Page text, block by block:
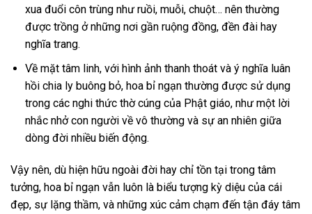
xua đuổi côn trùng như ruồi, muỗi, chuột… nên thường
được trồng ở những nơi gần ruộng đồng, đền đài hay
nghĩa trang.
Về mặt tâm linh, với hình ảnh thanh thoát và ý nghĩa luân
hồi chia ly buông bỏ, hoa bỉ ngạn thường được sử dụng
trong các nghi thức thờ cúng của Phật giáo, như một lời
nhắc nhở con người về vô thường và sự an nhiên giữa
dòng đời nhiều biến động.
Vậy nên, dù hiện hữu ngoài đời hay chỉ tồn tại trong tâm
tưởng, hoa bỉ ngạn vẫn luôn là biểu tượng kỳ diệu của cái
đẹp, sự lặng thầm, và những xúc cảm chạm đến tận đáy tâm